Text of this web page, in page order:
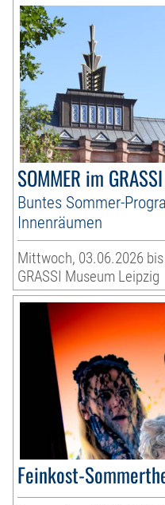
SOMMER im GRASSI
Buntes Sommer-
Innenräumen
Mittwoch, 03.06.2026
GRASSI Museum Leipzig
Feinkost-